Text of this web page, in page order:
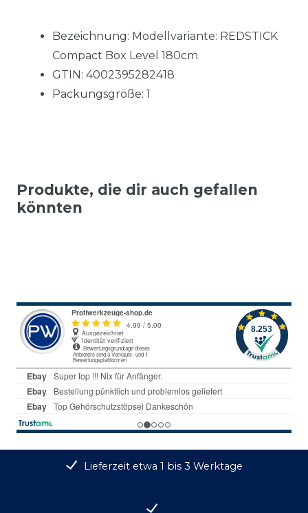
Bezeichnung: Modellvariante: REDSTICK
Compact Box Level 180cm
GTIN: 4002395282418
Packungsgröße: 1
Produkte, die dir auch gefallen
könnten
Lieferzeit etwa 1 bis 3 Werktage